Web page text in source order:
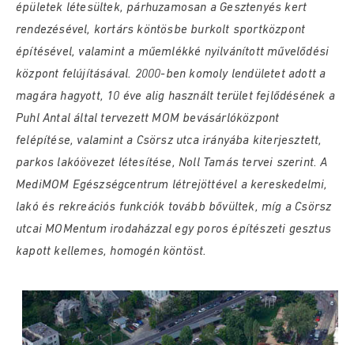
épületek létesültek, párhuzamosan a Gesztenyés kert
rendezésével, kortárs köntösbe burkolt sportközpont
építésével, valamint a műemlékké nyilvánított művelődési
központ felújításával. 2000-ben komoly lendületet adott a
magára hagyott, 10 éve alig használt terület fejlődésének a
Puhl Antal által tervezett MOM bevásárlóközpont
felépítése, valamint a Csörsz utca irányába kiterjesztett,
parkos lakóövezet létesítése, Noll Tamás tervei szerint. A
MediMOM Egészségcentrum létrejöttével a kereskedelmi,
lakó és rekreációs funkciók tovább bővültek, míg a Csörsz
utcai MOMentum irodaházzal egy poros építészeti gesztus
kapott kellemes, homogén köntöst.